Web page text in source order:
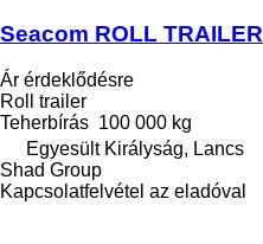
Seacom ROLL TRAILER
Ár érdeklődésre
Roll trailer
Teherbírás 100 000 kg
Egyesült Királyság, Lancs
Shad Group
Kapcsolatfelvétel az eladóval